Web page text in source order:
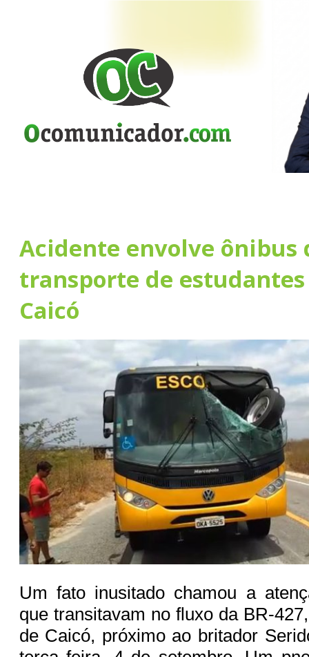
Acidente envolve ônibus
transporte de
Caicó
Um fato inusitado chamou a
que transitavam no fluxo da BR-
de Caicó, próximo ao britador